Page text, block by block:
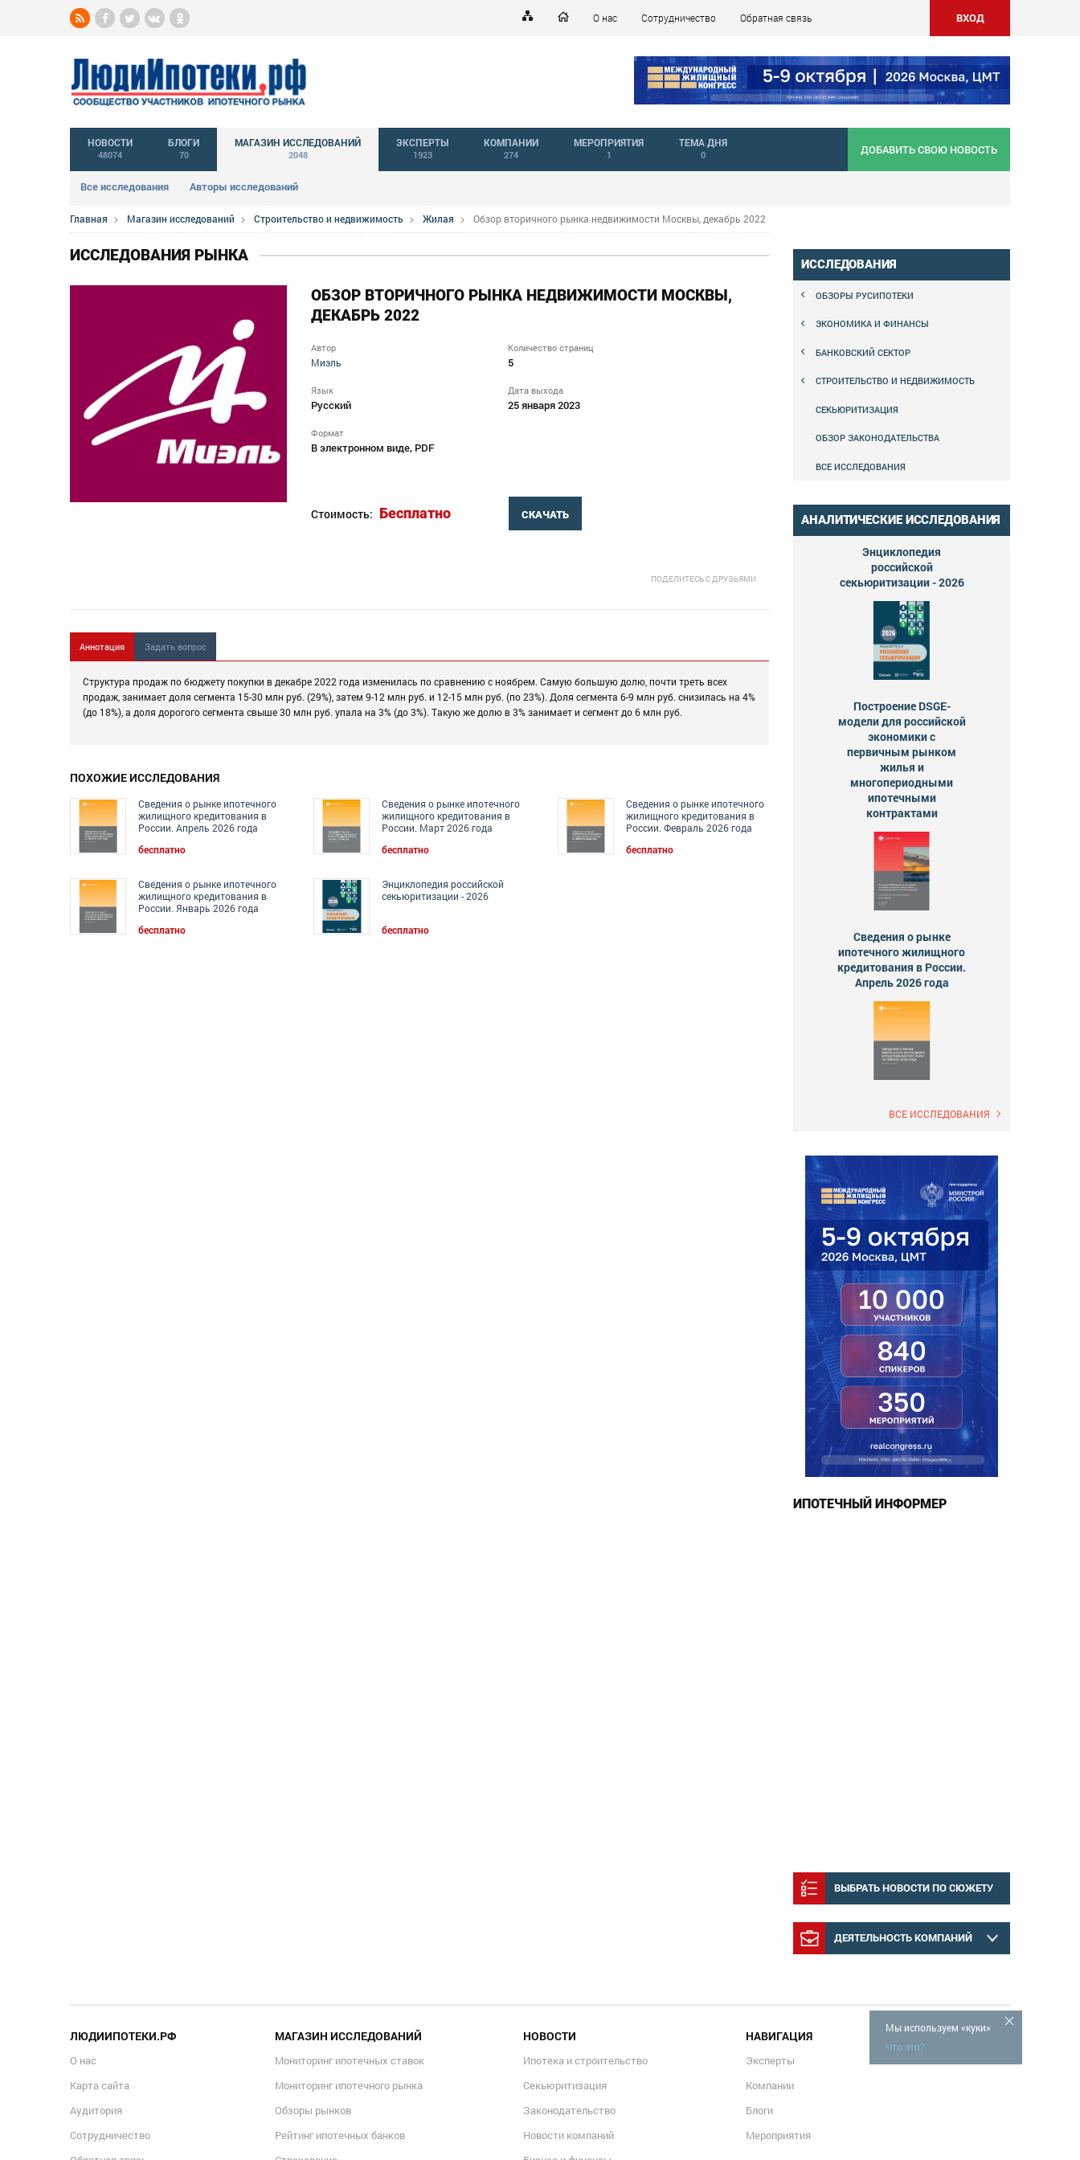
О нас Сотрудничество Обратная связь ВХОД
НОВОСТИ
48074
БЛОГИ
70
МАГАЗИН ИССЛЕДОВАНИЙ
2048
Все исследования Авторы исследований
ЭКСПЕРТЫ
1923
КОМПАНИИ
274
МЕРОПРИЯТИЯ
1
ТЕМА ДНЯ
0 ДОБАВИТЬ СВОЮ НОВОСТЬ
Главная Магазин исследований Строительство и недвижимость Жилая Обзор вторичного рынка недвижимости Москвы, декабрь 2022
ИССЛЕДОВАНИЯ РЫНКА
ОБЗОР ВТОРИЧНОГО РЫНКА НЕДВИЖИМОСТИ МОСКВЫ,
ДЕКАБРЬ 2022
Автор
Миэль
Количество страниц
5
Язык
Русский
Дата выхода
25 января 2023
Формат
В электронном виде, PDF
Стоимость: Бесплатно СКАЧАТЬ
ПОДЕЛИТЕСЬ С ДРУЗЬЯМИ
Аннотация Задать вопрос
Структура продаж по бюджету покупки в декабре 2022 года изменилась по сравнению с ноябрем. Самую большую долю, почти треть всех
продаж, занимает доля сегмента 15-30 млн руб. (29%), затем 9-12 млн руб. и 12-15 млн руб. (по 23%). Доля сегмента 6-9 млн руб. снизилась на 4%
(до 18%), а доля дорогого сегмента свыше 30 млн руб. упала на 3% (до 3%). Такую же долю в 3% занимает и сегмент до 6 млн руб.
ПОХОЖИЕ ИССЛЕДОВАНИЯ
Сведения о рынке ипотечного
жилищного кредитования в
России. Апрель 2026 года
бесплатно
Сведения о рынке ипотечного
жилищного кредитования в
России. Март 2026 года
бесплатно
Сведения о рынке ипотечного
жилищного кредитования в
России. Февраль 2026 года
бесплатно
Сведения о рынке ипотечного
жилищного кредитования в
России. Январь 2026 года
бесплатно
Энциклопедия российской
секьюритизации - 2026
бесплатно
ИССЛЕДОВАНИЯ
ОБЗОРЫ РУСИПОТЕКИ
ЭКОНОМИКА И ФИНАНСЫ
БАНКОВСКИЙ СЕКТОР
СТРОИТЕЛЬСТВО И НЕДВИЖИМОСТЬ
СЕКЬЮРИТИЗАЦИЯ
ОБЗОР ЗАКОНОДАТЕЛЬСТВА
ВСЕ ИССЛЕДОВАНИЯ
АНАЛИТИЧЕСКИЕ ИССЛЕДОВАНИЯ
Энциклопедия
российской
секьюритизации - 2026
Построение DSGE-
модели для российской
экономики с
первичным рынком
жилья и
многопериодными
ипотечными
контрактами
Сведения о рынке
ипотечного жилищного
кредитования в России.
Апрель 2026 года
ВСЕ ИССЛЕДОВАНИЯ
ИПОТЕЧНЫЙ ИНФОРМЕР
ВЫБРАТЬ НОВОСТИ ПО СЮЖЕТУ
ДЕЯТЕЛЬНОСТЬ КОМПАНИЙ
Мы используем «куки»
Что это?
ЛЮДИИПОТЕКИ.РФ
О нас
Карта сайта
Аудитория
Сотрудничество
МАГАЗИН ИССЛЕДОВАНИЙ
Мониторинг ипотечных ставок
Мониторинг ипотечного рынка
Обзоры рынков
Рейтинг ипотечных банков
НОВОСТИ
Ипотека и строительство
Секьюритизация
Законодательство
Новости компаний
НАВИГАЦИЯ
Эксперты
Компании
Блоги
Мероприятия